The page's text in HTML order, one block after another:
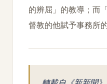
的辨屈」的教導；而
督教的他賦予事務所